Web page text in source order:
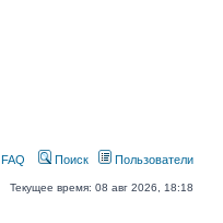
FAQ Поиск Пользователи
Текущее время: 08 авг 2026, 18:18